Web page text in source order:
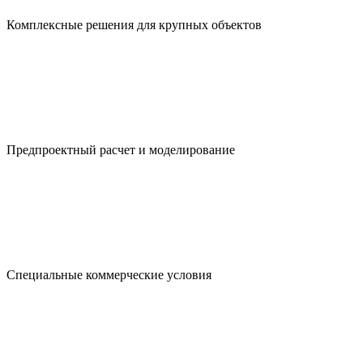
Комплексные решения для крупных объектов
Предпроект­ный расчет и моделирование
Специальные коммерчес­кие условия